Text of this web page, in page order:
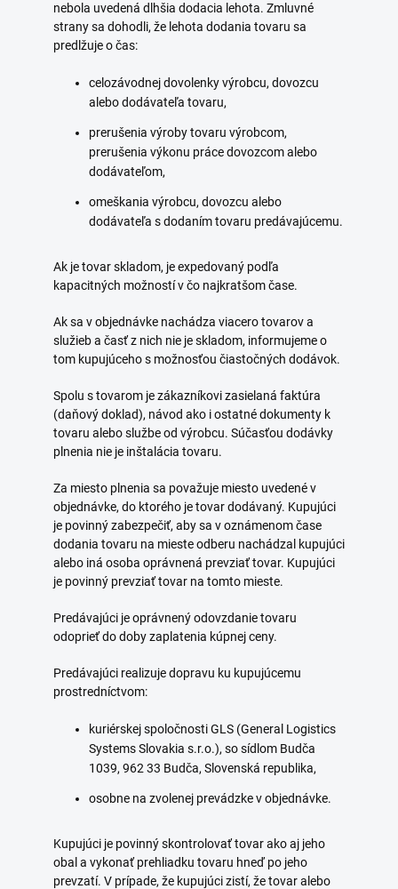
nebola uvedená dlhšia dodacia lehota. Zmluvné
strany sa dohodli, že lehota dodania tovaru sa
predlžuje o čas:
celozávodnej dovolenky výrobcu, dovozcu
alebo dodávateľa tovaru,
prerušenia výroby tovaru výrobcom,
prerušenia výkonu práce dovozcom alebo
dodávateľom,
omeškania výrobcu, dovozcu alebo
dodávateľa s dodaním tovaru predávajúcemu.
Ak je tovar skladom, je expedovaný podľa
kapacitných možností v čo najkratšom čase.
Ak sa v objednávke nachádza viacero tovarov a
služieb a časť z nich nie je skladom, informujeme o
tom kupujúceho s možnosťou čiastočných dodávok.
Spolu s tovarom je zákazníkovi zasielaná faktúra
(daňový doklad), návod ako i ostatné dokumenty k
tovaru alebo službe od výrobcu. Súčasťou dodávky
plnenia nie je inštalácia tovaru.
Za miesto plnenia sa považuje miesto uvedené v
objednávke, do ktorého je tovar dodávaný. Kupujúci
je povinný zabezpečiť, aby sa v oznámenom čase
dodania tovaru na mieste odberu nachádzal kupujúci
alebo iná osoba oprávnená prevziať tovar. Kupujúci
je povinný prevziať tovar na tomto mieste.
Predávajúci je oprávnený odovzdanie tovaru
odoprieť do doby zaplatenia kúpnej ceny.
Predávajúci realizuje dopravu ku kupujúcemu
prostredníctvom:
kuriérskej spoločnosti GLS (General Logistics
Systems Slovakia s.r.o.), so sídlom Budča
1039, 962 33 Budča, Slovenská republika,
osobne na zvolenej prevádzke v objednávke.
Kupujúci je povinný skontrolovať tovar ako aj jeho
obal a vykonať prehliadku tovaru hneď po jeho
prevzatí. V prípade, že kupujúci zistí, že tovar alebo